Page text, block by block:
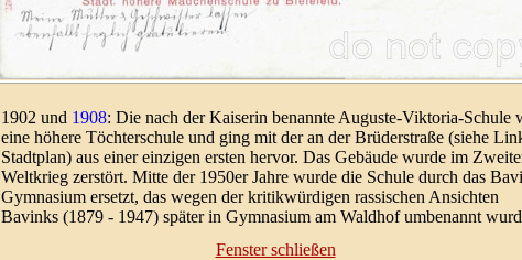
1902 und 1908: Die nach der Kaiserin benannte Auguste-Viktoria-Schule
eine höhere Töchter­schule und ging mit der an der Brüder­straße (siehe
Stadt­plan) aus einer einzigen ersten hervor. Das Gebäude wurde im
Welt­krieg zerstört. Mitte der 1950er Jahre wurde die Schule durch das
Gymnasium ersetzt, das wegen der kritik­würdigen rassischen Ansichten
Bavinks (1879 - 1947) später in Gymna­sium am Wald­hof umbe­nannt
Fenster schließen